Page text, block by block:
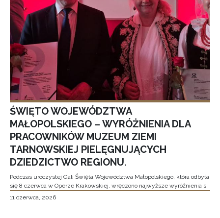
ŚWIĘTO WOJEWÓDZTWA
MAŁOPOLSKIEGO – WYRÓŻNIENIA DLA
PRACOWNIKÓW MUZEUM ZIEMI
TARNOWSKIEJ PIELĘGNUJĄCYCH
DZIEDZICTWO REGIONU.
Podczas uroczystej Gali Święta Województwa Małopolskiego, która odbyła
się 8 czerwca w Operze Krakowskiej, wręczono najwyższe wyróżnienia s
11 czerwca, 2026